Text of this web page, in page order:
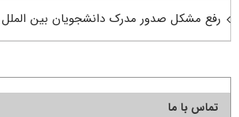
رفع مشکل صدور مدرک دانشجویان بین الملل
تماس با ما